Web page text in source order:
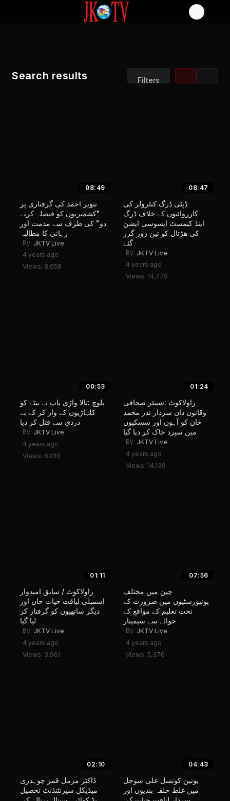
Filters
Search results
08:49
تنویر احمد کی گرفتاری پر
"کشمیریوں کو فیصلہ کرنے
دو" کی طرف سے مذمت اور
رہائی کا مطالبہ
By: JKTV Live
4 years ago
Views: 8,058
08:47
ڈپٹی ڈرگ کنٹرولر کی
کارروائیوں کے خلاف ڈرگ
اینڈ کیمسٹ ایسوسی ایشن
کی هڑتال کو تین روز گزر
گئے
By: JKTV Live
4 years ago
Views: 14,779
00:53
بلوچ :تالا واڑی باپ نے بیٹے کو
کلہاڑیوں کے وار کر کے بے
دردی سے قتل کر دیا
By: JKTV Live
4 years ago
Views: 6,010
01:24
راولاکوٹ :سینئر صحافی
وقانون دان سردار نذر محمد
خان کو آہوں اور سسکیوں
میں سپرد خاک کر دیا گیا
By: JKTV Live
4 years ago
Views: 14,139
01:11
راولاکوٹ / سابق امیدوار
اسمبلی لیاقت حیات خان اور
دیگر ساتھیوں کو گرفتار کر
لیا گیا
By: JKTV Live
4 years ago
Views: 3,961
07:56
چین میں مختلف
یونیورسٹیوں میں ضرورت کے
تحت تعلیم کے مواقع کے
حوالے سے سیمینار
By: JKTV Live
4 years ago
Views: 5,370
02:10
ڈاکٹر مزمل قمر چوہدری
میڈیکل سپرنٹنڈنٹ تحصیل
04:43
یونین کونسل علی سوجل
میں غلط حلقہ بندیوں اور